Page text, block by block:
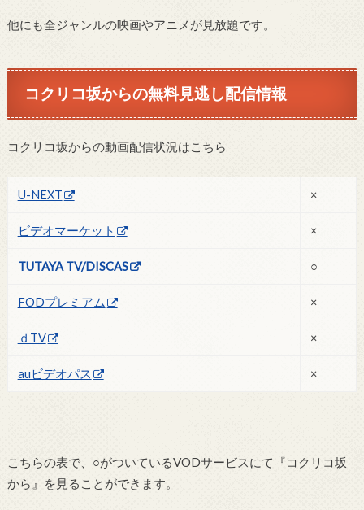
他にも全ジャンルの映画やアニメが見放題です。
コクリコ坂からの無料見逃し配信情報
コクリコ坂からの動画配信状況はこちら
U-NEXT ×
ビデオマーケット ×
TUTAYA TV/DISCAS ○
FODプレミアム ×
ｄTV ×
auビデオパス ×
こちらの表で、○がついているVODサービスにて『コクリコ坂
から』を見ることができます。